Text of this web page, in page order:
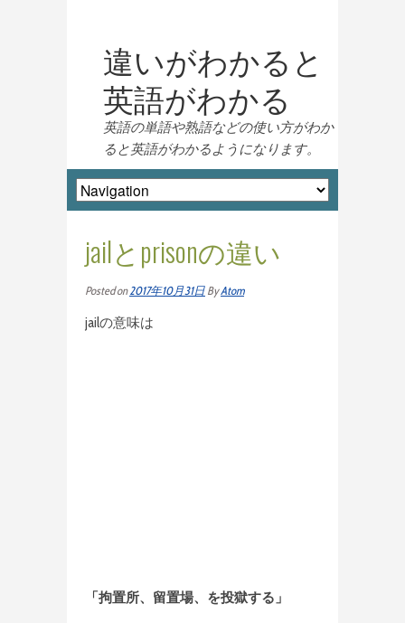
違いがわかると
英語がわかる
英語の単語や熟語などの使い方がわか
ると英語がわかるようになります。
jailとprisonの違い
Posted on2017年10月31日 ByAtom
jailの意味は
「拘置所、留置場、を投獄する」